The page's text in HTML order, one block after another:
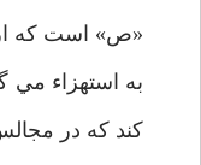
«ص» است كه از
به استهزاء مي
كند كه در